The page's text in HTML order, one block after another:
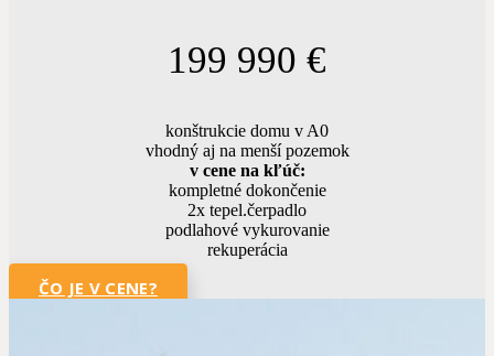
199 990 €
konštrukcie domu v A0
vhodný aj na menší pozemok
v cene na kľúč:
kompletné dokončenie
2x tepel.čerpadlo
podlahové vykurovanie
rekuperácia
ČO JE V CENE?